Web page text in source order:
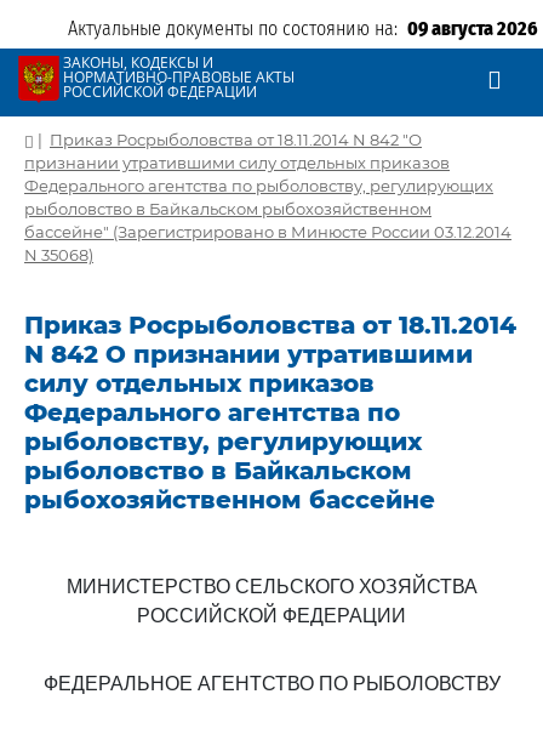
Актуальные документы по состоянию на: 09 августа 2026
ЗАКОНЫ, КОДЕКСЫ И
НОРМАТИВНО-ПРАВОВЫЕ АКТЫ
РОССИЙСКОЙ ФЕДЕРАЦИИ
| Приказ Росрыболовства от 18.11.2014 N 842 "О
признании утратившими силу отдельных приказов
Федерального агентства по рыболовству, регулирующих
рыболовство в Байкальском рыбохозяйственном
бассейне" (Зарегистрировано в Минюсте России 03.12.2014
N 35068)
Приказ Росрыболовства от 18.11.2014
N 842 О признании утратившими
силу отдельных приказов
Федерального агентства по
рыболовству, регулирующих
рыболовство в Байкальском
рыбохозяйственном бассейне
МИНИСТЕРСТВО СЕЛЬСКОГО ХОЗЯЙСТВА
РОССИЙСКОЙ ФЕДЕРАЦИИ
ФЕДЕРАЛЬНОЕ АГЕНТСТВО ПО РЫБОЛОВСТВУ